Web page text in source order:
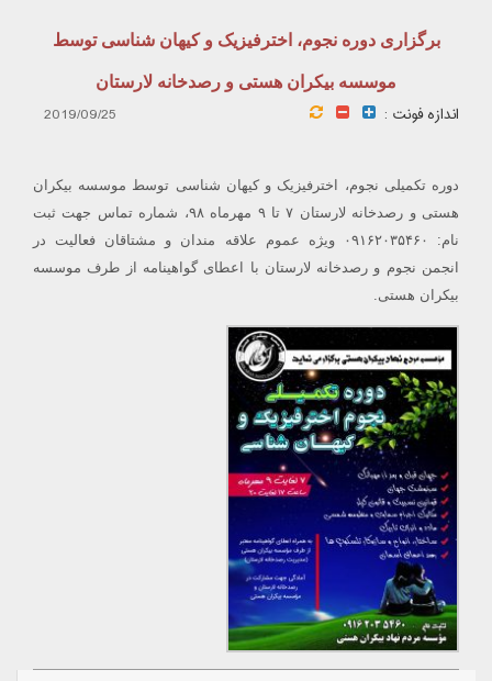
برگزاری دوره نجوم، اخترفیزیک و کیهان شناسی توسط
موسسه بیکران هستی و رصدخانه لارستان
اندازه فونت : 2019/09/25
دوره تکمیلی نجوم، اخترفیزیک و کیهان شناسی توسط موسسه بیکران
هستی و رصدخانه لارستان ۷ تا ۹ مهرماه ۹۸، شماره تماس جهت ثبت
نام: ۰۹۱۶۲۰۳۵۴۶۰ ویژه عموم علاقه مندان و مشتاقان فعالیت در
انجمن نجوم و رصدخانه لارستان با اعطای گواهینامه از طرف موسسه
بیکران هستی.